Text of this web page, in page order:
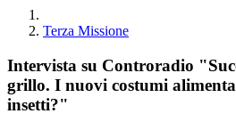
Terza Missione
Intervista su Controradio
grillo. I nuovi costumi
insetti?"